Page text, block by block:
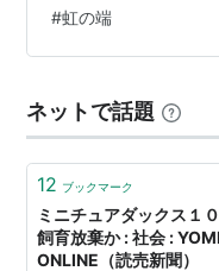
#虹の端
ネットで話題
12 ブックマーク
ミニチュアダックス１
飼育放棄か : 社会 :
ONLINE（読売新聞）